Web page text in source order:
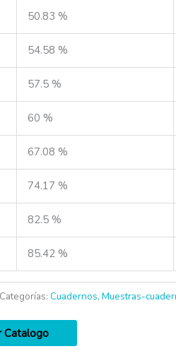
50.83 %
54.58 %
57.5 %
60 %
67.08 %
74.17 %
82.5 %
85.42 %
Categorías: Cuadernos, Muestras-
Catalogo